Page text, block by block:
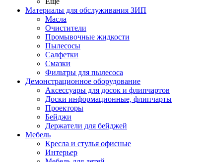
Материалы для обслуживания ЗИП
Масла
Очистители
Промывочные жидкости
Пылесосы
Салфетки
Смазки
Фильтры для пылесоса
Демонстрационное оборудование
Аксессуары для досок и флипчартов
Доски информационные, флипчарты
Проекторы
Бейджи
Держатели для бейджей
Мебель
Кресла и стулья офисные
Интерьер